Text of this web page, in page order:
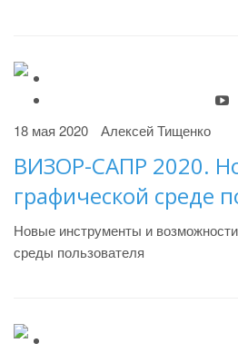
18 мая 2020 Алексей Тищенко
ВИЗОР-САПР 2020.
графической среде
Новые инструменты и
среды пользователя